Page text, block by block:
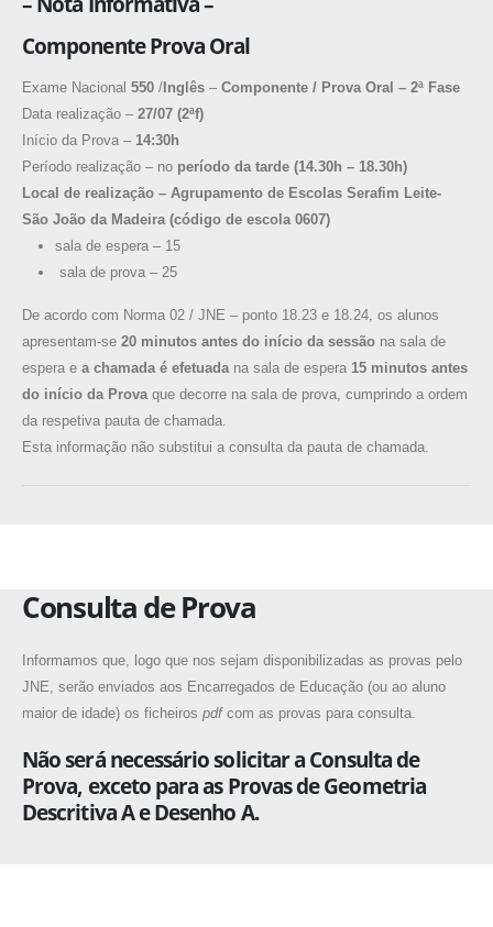
Componente Prova Oral
Exame Nacional 550 / Inglês – Componente / Prova Oral – 2ª Fase
Data realização – 27/07 (2ªf)
Início da Prova – 14:30h
Período realização – no período da tarde (14.30h – 18.30h)
Local de realização – Agrupamento de Escolas Serafim Leite-
São João da Madeira (código de escola 0607)
sala de espera – 15
sala de prova – 25
De acordo com Norma 02 / JNE – ponto 18.23 e 18.24, os alunos
apresentam-se 20 minutos antes do início da sessão na sala de
espera e a chamada é efetuada na sala de espera 15 minutos antes
do início da Prova que decorre na sala de prova, cumprindo a ordem
da respetiva pauta de chamada.
Esta informação não substitui a consulta da pauta de chamada.
Consulta de Prova
Informamos que, logo que nos sejam disponibilizadas as provas pelo
JNE, serão enviados aos Encarregados de Educação (ou ao aluno
maior de idade) os ficheiros pdfcom as provas para consulta.
Não será necessário solicitar a Consulta de
Prova, exceto para as Provas de Geometria
Descritiva A e Desenho A.